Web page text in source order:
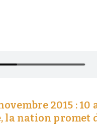
2015 : 10
la nation promet